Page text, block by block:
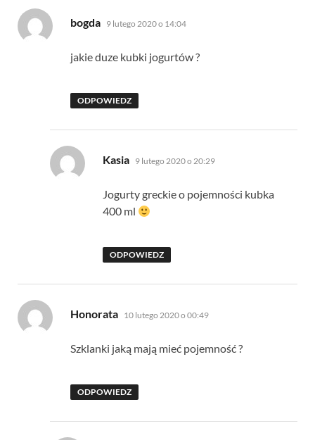
bogda pisze:
9 lutego 2020 o 14:04
jakie duze kubki jogurtów ?
ODPOWIEDZ
Kasia pisze:
9 lutego 2020 o 20:29
Jogurty greckie o pojemności kubka
400 ml
ODPOWIEDZ
Honorata pisze:
10 lutego 2020 o 00:49
Szklanki jaką mają mieć pojemność ?
ODPOWIEDZ